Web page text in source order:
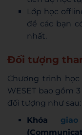
Lớp học
để các bạn
nhất.
Đối tượng
Chương trình học
WESET bao gồm
đối tượng như sau:
Khóa